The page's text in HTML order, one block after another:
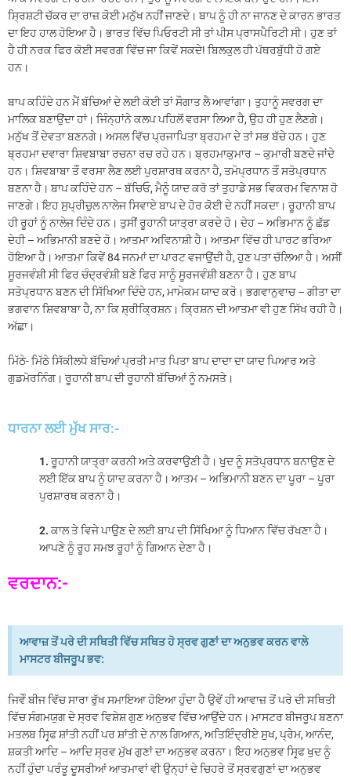
ਸ੍ਰਿਸ਼ਟੀ ਚੱਕਰ ਦਾ ਰਾਜ਼ ਕੋਈ ਮਨੁੱਖ ਨਹੀਂ ਜਾਣਦੇ। ਬਾਪ ਨੂੰ ਹੀ ਨਾ ਜਾਨਣ ਦੇ ਕਾਰਨ ਭਾਰਤ
ਦਾ ਇਹ ਹਾਲ ਹੋਇਆ ਹੈ। ਭਾਰਤ ਵਿੱਚ ਪਿਓਰਟੀ ਸੀ ਤਾਂ ਪੀਸ ਪ੍ਰਾਸਪੈਰਿਟੀ ਸੀ। ਹੁਣ ਤਾਂ
ਹੈ ਹੀ ਨਰਕ ਫਿਰ ਕੋਈ ਸਵਰਗ ਵਿੱਚ ਜਾ ਕਿਵੇਂ ਸਕਦੇ! ਬਿਲਕੁਲ ਹੀ ਪੱਥਰਬੁੱਧੀ ਹੋ ਗਏ
ਹਨ।
ਬਾਪ ਕਹਿੰਦੇ ਹਨ ਮੈਂ ਬੱਚਿਆਂ ਦੇ ਲਈ ਕੋਈ ਤਾਂ ਸੌਗਾਤ ਲੈ ਆਵਾਂਗਾ। ਤੁਹਾਨੂੰ ਸਵਰਗ ਦਾ
ਮਾਲਿਕ ਬਣਾਉਂਦਾ ਹਾਂ। ਜਿੰਨ੍ਹਾਂਨੇ ਕਲਪ ਪਹਿਲੋਂ ਵਰਸਾ ਲਿਆ ਹੈ, ਉਹ ਹੀ ਹੁਣ ਲੈਣਗੇ।
ਮਨੁੱਖ ਤੋਂ ਦੇਵਤਾ ਬਣਨਗੇ। ਅਸਲ ਵਿੱਚ ਪ੍ਰਜਾਪਿਤਾ ਬ੍ਰਹਮਾ ਦੇ ਤਾਂ ਸਭ ਬੱਚੇ ਹਨ। ਹੁਣ
ਬ੍ਰਹਮਾ ਦਵਾਰਾ ਸ਼ਿਵਬਾਬਾ ਰਚਨਾ ਰਚ ਰਹੇ ਹਨ। ਬ੍ਰਹਮਾਕੁਮਾਰ – ਕੁਮਾਰੀ ਬਣਦੇ ਜਾਂਦੇ
ਹਨ। ਸ਼ਿਵਬਾਬਾ ਤੋੰ ਵਰਸਾ ਲੈਣ ਲਈ ਪੁਰਸ਼ਾਰਥ ਕਰਨਾ ਹੈ, ਤਮੋਪ੍ਰਧਾਨ ਤੋੰ ਸਤੋਪ੍ਰਧਾਨ
ਬਣਨਾ ਹੈ। ਬਾਪ ਕਹਿੰਦੇ ਹਨ – ਬੱਚਿਓ, ਮੈਨੂੰ ਯਾਦ ਕਰੋ ਤਾਂ ਤੁਹਾਡੇ ਸਭ ਵਿਕਰਮ ਵਿਨਾਸ਼ ਹੋ
ਜਾਣਗੇ। ਇਹ ਸੁਪ੍ਰੀਚੁਲ ਨਾਲੇਜ ਸਿਵਾਏ ਬਾਪ ਦੇ ਹੋਰ ਕੋਈ ਦੇ ਨਹੀਂ ਸਕਦਾ। ਰੂਹਾਨੀ ਬਾਪ
ਹੀ ਰੂਹਾਂ ਨੂੰ ਨਾਲੇਜ ਦਿੰਦੇ ਹਨ। ਤੁਸੀਂ ਰੂਹਾਨੀ ਯਾਤ੍ਰਾ ਕਰਦੇ ਹੋ। ਦੇਹ – ਅਭਿਮਾਨ ਨੂੰ ਛੱਡ
ਦੇਹੀ – ਅਭਿਮਾਨੀ ਬਣਦੇ ਹੋ। ਆਤਮਾ ਅਵਿਨਾਸ਼ੀ ਹੈ। ਆਤਮਾ ਵਿੱਚ ਹੀ ਪਾਰਟ ਭਰਿਆ
ਹੋਇਆ ਹੈ। ਆਤਮਾ ਕਿਵੇਂ 84 ਜਨਮਾਂ ਦਾ ਪਾਰਟ ਵਜਾਉਂਦੀ ਹੈ, ਹੁਣ ਪਤਾ ਚੱਲਿਆ ਹੈ। ਅਸੀਂ
ਸੂਰਜਵੰਸ਼ੀ ਸੀ ਫਿਰ ਚੰਦ੍ਰਵੰਸ਼ੀ ਬਣੇ ਫਿਰ ਸਾਨੂੰ ਸੂਰਜਵੰਸ਼ੀ ਬਣਨਾ ਹੈ। ਹੁਣ ਬਾਪ
ਸਤੋਪ੍ਰਧਾਨ ਬਣਨ ਦੀ ਸਿੱਖਿਆ ਦਿੰਦੇ ਹਨ, ਮਾਮੇਕਮ ਯਾਦ ਕਰੋ। ਭਗਵਾਨੁਵਾਚ – ਗੀਤਾ ਦਾ
ਭਗਵਾਨ ਸ਼ਿਵਬਾਬਾ ਹੈ, ਨਾ ਕਿ ਸ਼੍ਰੀਕ੍ਰਿਸ਼ਨ। ਕ੍ਰਿਸ਼ਨ ਦੀ ਆਤਮਾ ਵੀ ਹੁਣ ਸਿੱਖ ਰਹੀ ਹੈ।
ਅੱਛਾ।
ਮਿੱਠੇ- ਮਿੱਠੇ ਸਿੱਕੀਲਧੇ ਬੱਚਿਆਂ ਪ੍ਰਤੀ ਮਾਤ ਪਿਤਾ ਬਾਪ ਦਾਦਾ ਦਾ ਯਾਦ ਪਿਆਰ ਅਤੇ
ਗੁਡਮੋਰਨਿੰਗ। ਰੂਹਾਨੀ ਬਾਪ ਦੀ ਰੂਹਾਨੀ ਬੱਚਿਆਂ ਨੂੰ ਨਮਸਤੇ।
ਧਾਰਨਾ ਲਈ ਮੁੱਖ ਸਾਰ:-
1. ਰੂਹਾਨੀ ਯਾਤ੍ਰਾ ਕਰਨੀ ਅਤੇ ਕਰਵਾਉਣੀ ਹੈ। ਖੁਦ ਨੂੰ ਸਤੋਪ੍ਰਧਾਨ ਬਨਾਉਣ ਦੇ
ਲਈ ਇੱਕ ਬਾਪ ਨੂੰ ਯਾਦ ਕਰਨਾ ਹੈ। ਆਤਮ – ਅਭਿਮਾਨੀ ਬਣਨ ਦਾ ਪੂਰਾ – ਪੂਰਾ
ਪੁਰਸ਼ਾਰਥ ਕਰਨਾ ਹੈ।
2. ਕਾਲ ਤੇ ਵਿਜੇ ਪਾਉਣ ਦੇ ਲਈ ਬਾਪ ਦੀ ਸਿੱਖਿਆ ਨੂੰ ਧਿਆਨ ਵਿੱਚ ਰੱਖਣਾ ਹੈ।
ਆਪਣੇ ਨੂੰ ਰੂਹ ਸਮਝ ਰੂਹਾਂ ਨੂੰ ਗਿਆਨ ਦੇਣਾ ਹੈ।
ਵਰਦਾਨ:-
ਆਵਾਜ਼ ਤੋਂ ਪਰੇ ਦੀ ਸਥਿਤੀ ਵਿੱਚ ਸਥਿਤ ਹੋ ਸ੍ਰਵ ਗੁਣਾਂ ਦਾ ਅਨੁਭਵ ਕਰਨ ਵਾਲੇ
ਮਾਸਟਰ ਬੀਜਰੂਪ ਭਵ:
ਜਿਵੇੰ ਬੀਜ ਵਿੱਚ ਸਾਰਾ ਰੁੱਖ ਸਮਾਇਆ ਹੋਇਆ ਹੁੰਦਾ ਹੈ ਉਵੇਂ ਹੀ ਆਵਾਜ਼ ਤੋਂ ਪਰੇ ਦੀ ਸਥਿਤੀ
ਵਿੱਚ ਸੰਗਮਯੁਗ ਦੇ ਸ੍ਰਵ ਵਿਸ਼ੇਸ਼ ਗੁਣ ਅਨੁਭਵ ਵਿੱਚ ਆਉਂਦੇ ਹਨ। ਮਾਸਟਰ ਬੀਜਰੂਪ ਬਣਨਾ
ਮਤਲਬ ਸਿਰ੍ਫ ਸ਼ਾਂਤੀ ਨਹੀਂ ਪਰ ਸ਼ਾਂਤੀ ਦੇ ਨਾਲ ਗਿਆਨ, ਅਤਿਇੰਦ੍ਰੀਏ ਸੁਖ, ਪ੍ਰੇਮ, ਆਨੰਦ,
ਸ਼ਕਤੀ ਆਦਿ – ਆਦਿ ਸ੍ਰਵ ਮੁੱਖ ਗੁਣਾਂ ਦਾ ਅਨੁਭਵ ਕਰਨਾ। ਇਹ ਅਨੁਭਵ ਸਿਰ੍ਫ ਖੁਦ ਨੂੰ
ਨਹੀਂ ਹੁੰਦਾ ਪਰੰਤੂ ਦੂਸਰੀਆਂ ਆਤਮਾਵਾਂ ਵੀ ਉਨ੍ਹਾਂ ਦੇ ਚਿਹਰੇ ਤੋਂ ਸ੍ਰਵਗੁਣਾਂ ਦਾ ਅਨੁਭਵ